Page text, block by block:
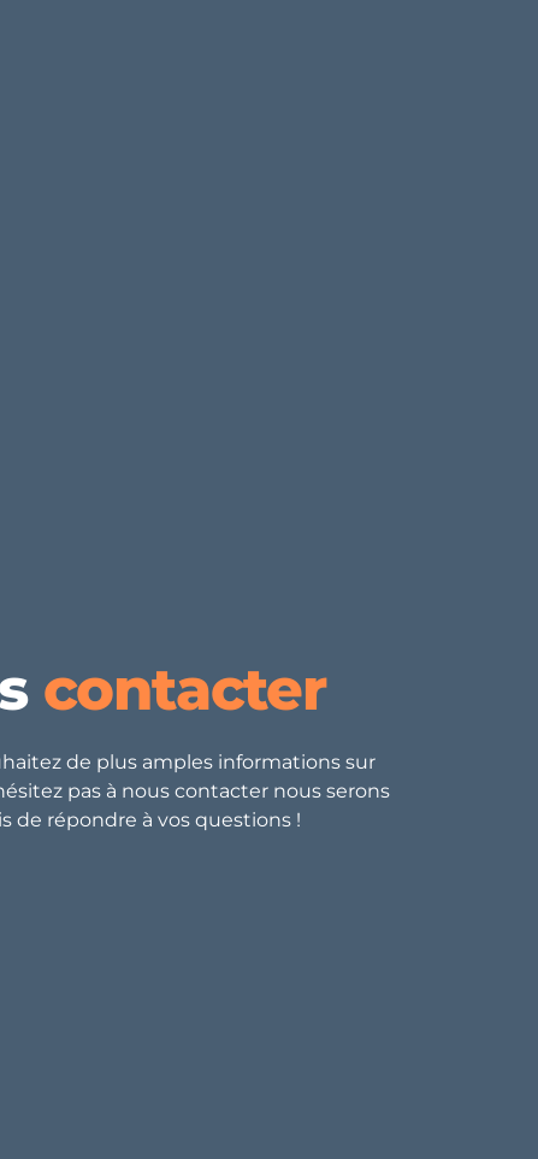
contacter
de plus amples informations sur
pas à nous contacter nous serons
de répondre à vos questions !